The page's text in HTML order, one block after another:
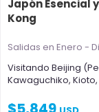
Japón Esencial
Kong
Salidas en Enero -
Visitando Beijing
Kawaguchiko, Kioto,